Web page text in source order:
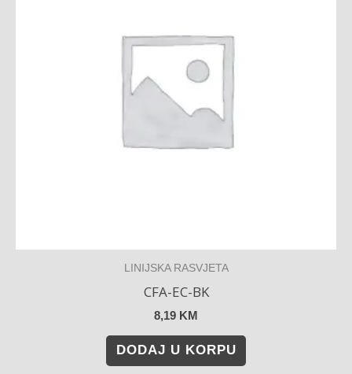
LINIJSKA RASVJETA
CFA-EC-BK
8,19 KM
DODAJ U KORPU